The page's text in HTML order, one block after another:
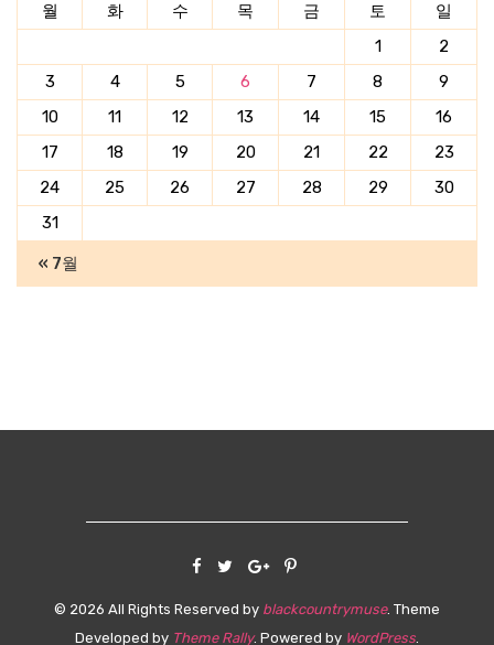
월 화 수 목 금 토
일
1
2
3
4 5 6 7 8
9
10
11 12 13 14 15
16
17
18 19 20 21 22
23
24
25 26 27 28 29
30
31
« 7월
© 2026 All Rights Reserved by blackcountrymuse. Theme
Developed by Theme Rally. Powered by WordPress.